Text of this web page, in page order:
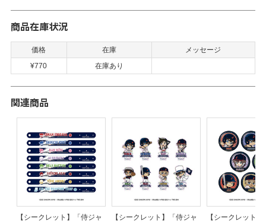
商品在庫状況
価格 在庫
メッセージ
¥770
在庫あり
関連商品
【シークレット】「侍ジャ
【シークレット】「侍ジャ
【シークレット